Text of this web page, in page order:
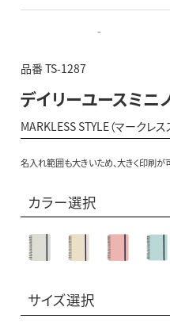
-
品番 TS-1287
デイリーユースミニ
MARKLESS STYLE（マークレス
名入れ範囲も大きいため、大きく印刷が
カラー選択
サイズ選択